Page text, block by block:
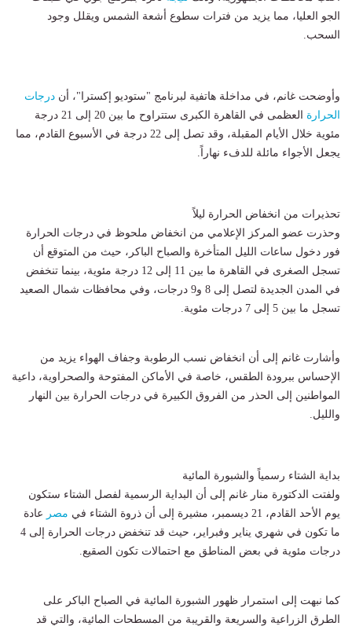
الجو العليا، مما يزيد من فترات سطوع أشعة الشمس ويقلل وجود
السحب.
وأوضحت غانم، في مداخلة هاتفية لبرنامج "ستوديو إكسترا"، أن درجات
الحرارة
العظمى في القاهرة الكبرى ستتراوح ما بين 20 إلى 21 درجة
مئوية خلال الأيام المقبلة، وقد تصل إلى 22 درجة في الأسبوع القادم، مما
يجعل الأجواء مائلة للدفء نهاراً.
تحذيرات من انخفاض الحرارة ليلاً
وحذرت عضو المركز الإعلامي من انخفاض ملحوظ في درجات الحرارة
فور دخول ساعات الليل المتأخرة والصباح الباكر، حيث من المتوقع أن
تسجل الصغرى في القاهرة ما بين 11 إلى 12 درجة مئوية، بينما تنخفض
في المدن الجديدة لتصل إلى 8 و9 درجات، وفي محافظات شمال الصعيد
تسجل ما بين 5 إلى 7 درجات مئوية.
وأشارت غانم إلى أن انخفاض نسب الرطوبة وجفاف الهواء يزيد من
الإحساس ببرودة الطقس، خاصة في الأماكن المفتوحة والصحراوية، داعية
المواطنين إلى الحذر من الفروق الكبيرة في درجات الحرارة بين النهار
والليل.
بداية الشتاء رسمياً والشبورة المائية
ولفتت الدكتورة منار غانم إلى أن البداية الرسمية لفصل الشتاء ستكون
يوم الأحد القادم، 21 ديسمبر، مشيرة إلى أن ذروة الشتاء في
مصر عادة
ما تكون في شهري يناير وفبراير، حيث قد تنخفض درجات الحرارة إلى 4
درجات مئوية في بعض المناطق مع احتمالات تكون الصقيع.
كما نبهت إلى استمرار ظهور الشبورة المائية في الصباح الباكر على
الطرق الزراعية والسريعة والقريبة من المسطحات المائية، والتي قد